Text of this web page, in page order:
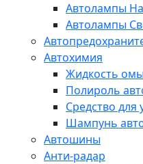
Автолампы
Автолампы
Автохимия
Жидкость
Полироль
Средство для
Шампунь
Автошины
Анти-радар